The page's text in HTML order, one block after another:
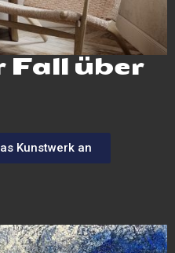
Fall über
Kunstwerk an